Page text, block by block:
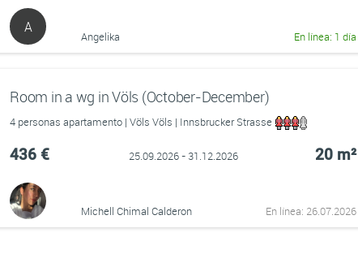
A
Angelika En línea: 1 día
Room in a wg in Völs (October-December)
4 personas apartamento | Völs Völs | Innsbrucker Strasse
436 € 25.09.2026 - 31.12.2026 20 m²
Michell Chimal Calderon En línea: 26.07.2026